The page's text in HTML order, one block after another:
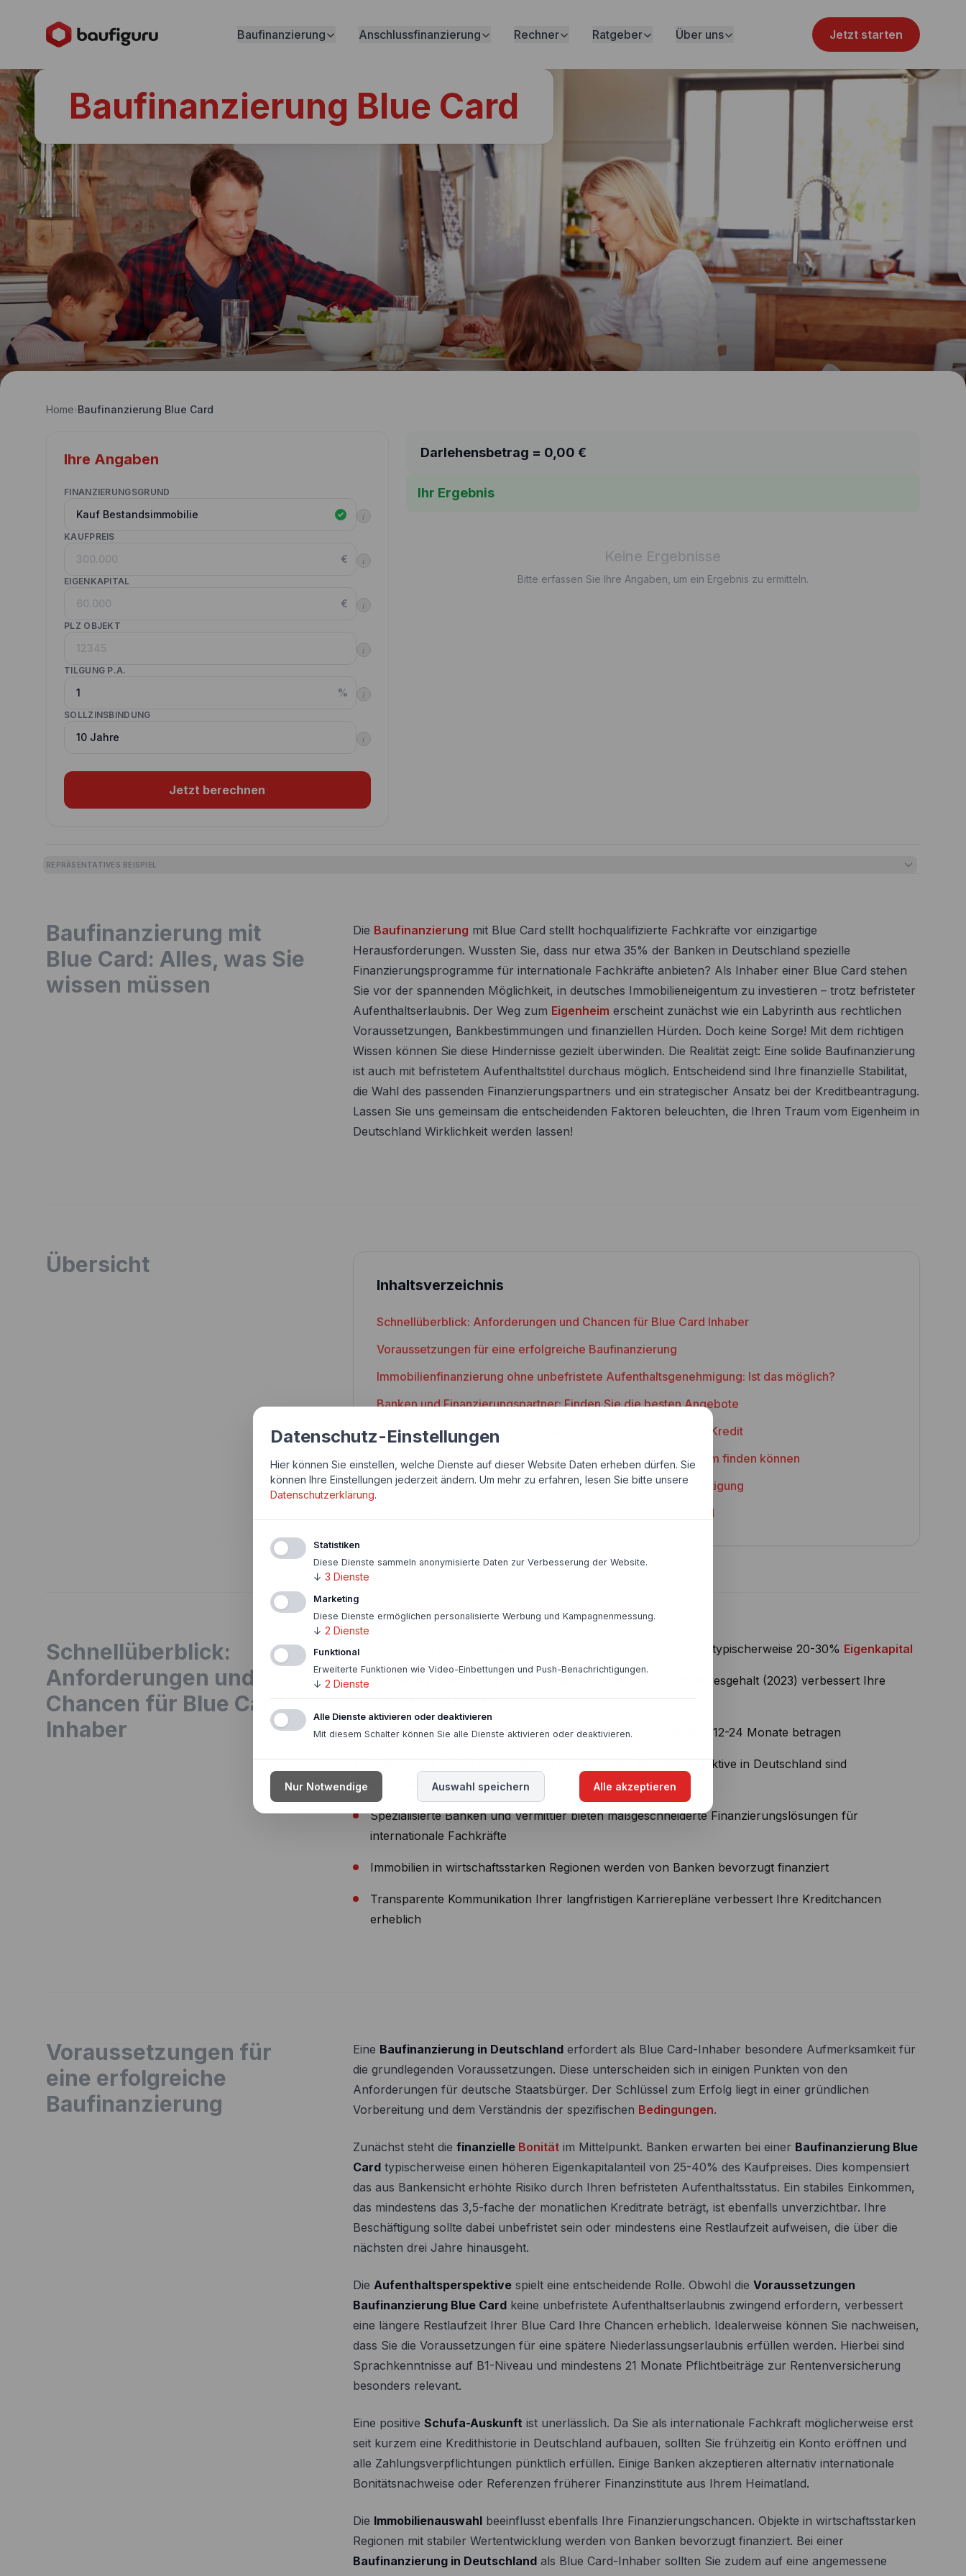
Baufinanzierung Anschlussfinanzierung Rechner Ratgeber Über uns Jetzt starten
Baufinanzierung Blue Card
Home›Baufinanzierung Blue Card
Ihre Angaben
FINANZIERUNGSGRUND
i
KAUFPREIS
€ i
EIGENKAPITAL
€ i
PLZ OBJEKT
i
TILGUNG P.A.
% i
SOLLZINSBINDUNG
i
Jetzt berechnen
Darlehensbetrag = 0,00 €
Ihr Ergebnis
Keine Ergebnisse
Bitte erfassen Sie Ihre Angaben, um ein Ergebnis zu ermitteln.
REPRÄSENTATIVES BEISPIEL
Baufinanzierung mit
Blue Card: Alles, was Sie
wissen müssen
Die Baufinanzierung mit Blue Card stellt hochqualifizierte Fachkräfte vor einzigartige
Herausforderungen. Wussten Sie, dass nur etwa 35% der Banken in Deutschland spezielle
Finanzierungsprogramme für internationale Fachkräfte anbieten? Als Inhaber einer Blue Card stehen
Sie vor der spannenden Möglichkeit, in deutsches Immobilieneigentum zu investieren – trotz befristeter
Aufenthaltserlaubnis. Der Weg zum Eigenheim erscheint zunächst wie ein Labyrinth aus rechtlichen
Voraussetzungen, Bankbestimmungen und finanziellen Hürden. Doch keine Sorge! Mit dem richtigen
Wissen können Sie diese Hindernisse gezielt überwinden. Die Realität zeigt: Eine solide Baufinanzierung
ist auch mit befristetem Aufenthaltstitel durchaus möglich. Entscheidend sind Ihre finanzielle Stabilität,
die Wahl des passenden Finanzierungspartners und ein strategischer Ansatz bei der Kreditbeantragung.
Lassen Sie uns gemeinsam die entscheidenden Faktoren beleuchten, die Ihren Traum vom Eigenheim in
Deutschland Wirklichkeit werden lassen!
Übersicht
Inhaltsverzeichnis
Schnellüberblick: Anforderungen und Chancen für Blue Card Inhaber
Voraussetzungen für eine erfolgreiche Baufinanzierung
Immobilienfinanzierung ohne unbefristete Aufenthaltsgenehmigung: Ist das möglich?
Banken und Finanzierungspartner: Finden Sie die besten Angebote
Die Rolle des Eigenkapitals und seiner Auswirkungen auf den Kredit
Immobilienkaufstrategien: Wie Blue Card Inhaber ihr Eigenheim finden können
Herausforderungen und häufige Hindernisse: Tipps zur Bewältigung
Fazit: Ihr Weg zur erfolgreichen Baufinanzierung mit Blue Card
Schnellüberblick:
Anforderungen und
Chancen für Blue Card
Inhaber
Als Blue Card Inhaber benötigen Sie für eine Baufinanzierung typischerweise 20-30% Eigenkapital
Ein stabiles Einkommen mit mindestens 58.400 Euro Bruttojahresgehalt (2023) verbessert Ihre
Finanzierungschancen
Die Restlaufzeit Ihrer Blue Card sollte idealerweise mindestens 12-24 Monate betragen
Eine positiveSchufa-Historie und nachweisbare Berufsperspektive in Deutschland sind
entscheidend
Spezialisierte Banken und Vermittler bieten maßgeschneiderte Finanzierungslösungen für
internationale Fachkräfte
Immobilien in wirtschaftsstarken Regionen werden von Banken bevorzugt finanziert
Transparente Kommunikation Ihrer langfristigen Karrierepläne verbessert Ihre Kreditchancen
erheblich
Voraussetzungen für
eine erfolgreiche
Baufinanzierung
Eine Baufinanzierung in Deutschlanderfordert als Blue Card-Inhaber besondere Aufmerksamkeit für
die grundlegenden Voraussetzungen. Diese unterscheiden sich in einigen Punkten von den
Anforderungen für deutsche Staatsbürger. Der Schlüssel zum Erfolg liegt in einer gründlichen
Vorbereitung und dem Verständnis der spezifischen Bedingungen.
Zunächst steht die finanzielle Bonitätim Mittelpunkt. Banken erwarten bei einer Baufinanzierung Blue
Cardtypischerweise einen höheren Eigenkapitalanteil von 25-40% des Kaufpreises. Dies kompensiert
das aus Bankensicht erhöhte Risiko durch Ihren befristeten Aufenthaltsstatus. Ein stabiles Einkommen,
das mindestens das 3,5-fache der monatlichen Kreditrate beträgt, ist ebenfalls unverzichtbar. Ihre
Beschäftigung sollte dabei unbefristet sein oder mindestens eine Restlaufzeit aufweisen, die über die
nächsten drei Jahre hinausgeht.
Die Aufenthaltsperspektivespielt eine entscheidende Rolle. Obwohl die Voraussetzungen
Baufinanzierung Blue Cardkeine unbefristete Aufenthaltserlaubnis zwingend erfordern, verbessert
eine längere Restlaufzeit Ihrer Blue Card Ihre Chancen erheblich. Idealerweise können Sie nachweisen,
dass Sie die Voraussetzungen für eine spätere Niederlassungserlaubnis erfüllen werden. Hierbei sind
Sprachkenntnisse auf B1-Niveau und mindestens 21 Monate Pflichtbeiträge zur Rentenversicherung
besonders relevant.
Eine positive Schufa-Auskunft ist unerlässlich. Da Sie als internationale Fachkraft möglicherweise erst
seit kurzem eine Kredithistorie in Deutschland aufbauen, sollten Sie frühzeitig ein Konto eröffnen und
alle Zahlungsverpflichtungen pünktlich erfüllen. Einige Banken akzeptieren alternativ internationale
Bonitätsnachweise oder Referenzen früherer Finanzinstitute aus Ihrem Heimatland.
Die Immobilienauswahlbeeinflusst ebenfalls Ihre Finanzierungschancen. Objekte in wirtschaftsstarken
Regionen mit stabiler Wertentwicklung werden von Banken bevorzugt finanziert. Bei einer
Baufinanzierung in Deutschlandals Blue Card-Inhaber sollten Sie zudem auf eine angemessene
Datenschutz-Einstellungen
Hier können Sie einstellen, welche Dienste auf dieser Website Daten erheben dürfen. Sie
können Ihre Einstellungen jederzeit ändern. Um mehr zu erfahren, lesen Sie bitte unsere
Datenschutzerklärung.
Statistiken
Diese Dienste sammeln anonymisierte Daten zur Verbesserung der Website.
↓ 3 Dienste
Marketing
Diese Dienste ermöglichen personalisierte Werbung und Kampagnenmessung.
↓ 2 Dienste
Funktional
Erweiterte Funktionen wie Video-Einbettungen und Push-Benachrichtigungen.
↓ 2 Dienste
Alle Dienste aktivieren oder deaktivieren
Mit diesem Schalter können Sie alle Dienste aktivieren oder deaktivieren.
Nur Notwendige Auswahl speichern Alle akzeptieren